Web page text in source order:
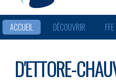
ACCUEIL DÉCOUVRIR FFE
D'ETTORE-